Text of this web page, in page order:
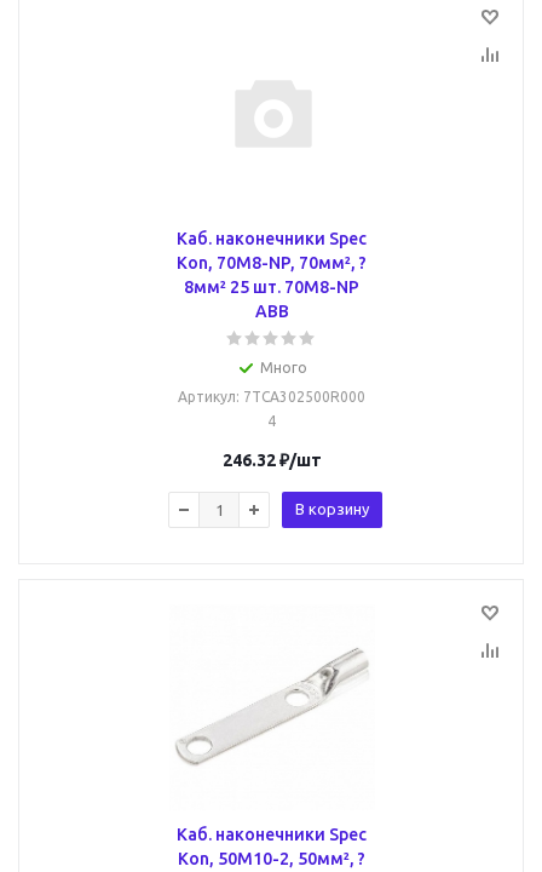
Каб. наконечники Spec
Kon, 70M8-NP, 70мм², ?
8мм² 25 шт. 70M8-NP
ABB
Много
Артикул: 7TCA302500R000
4
246.32₽/шт
В корзину
Каб. наконечники Spec
Kon, 50M10-2, 50мм², ?